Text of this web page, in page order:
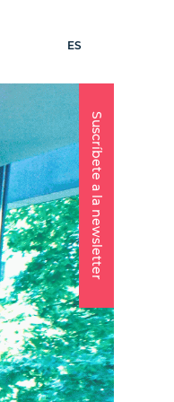
ES
Suscríbete a la newsletter